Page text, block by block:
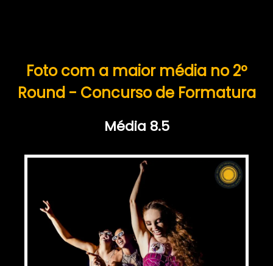
Foto com a maior média no 2º
Round - Concurso de Formatura
Média 8.5